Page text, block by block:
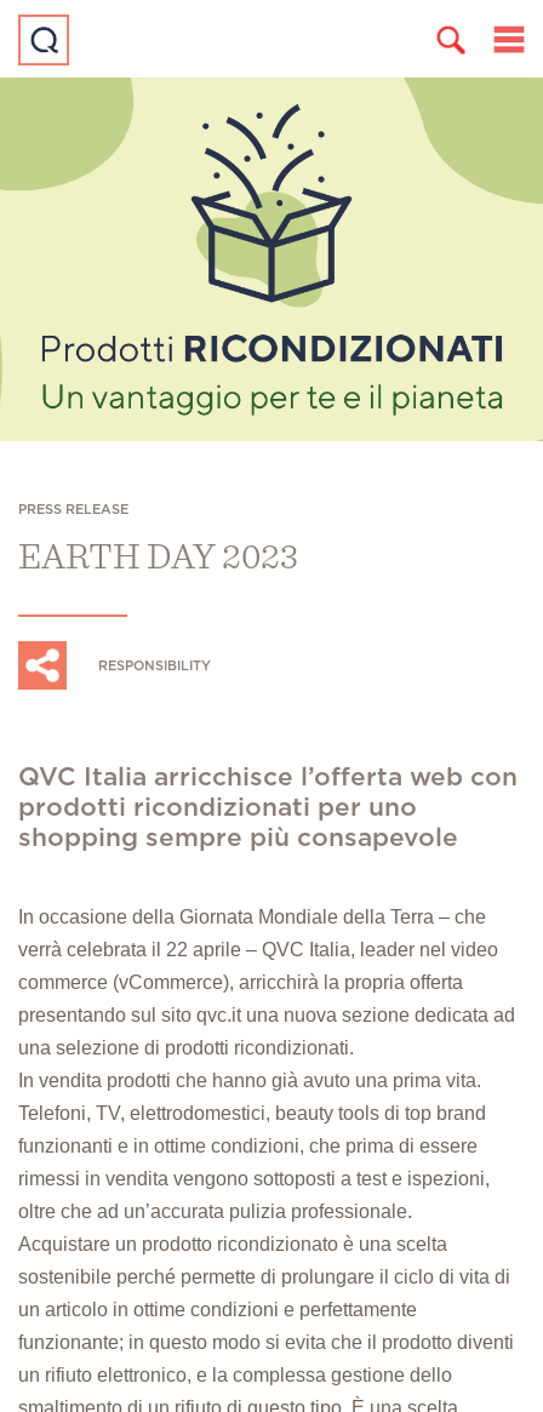
PRESS RELEASE
EARTH DAY 2023
RESPONSIBILITY
QVC Italia arricchisce l’offerta web con
prodotti ricondizionati per uno
shopping sempre più consapevole
In occasione della Giornata Mondiale della Terra – che
verrà celebrata il 22 aprile – QVC Italia, leader nel video
commerce (vCommerce), arricchirà la propria offerta
presentando sul sito qvc.it una nuova sezione dedicata ad
una selezione di prodotti ricondizionati.
In vendita prodotti che hanno già avuto una prima vita.
Telefoni, TV, elettrodomestici, beauty tools di top brand
funzionanti e in ottime condizioni, che prima di essere
rimessi in vendita vengono sottoposti a test e ispezioni,
oltre che ad un’accurata pulizia professionale.
Acquistare un prodotto ricondizionato è una scelta
sostenibile perché permette di prolungare il ciclo di vita di
un articolo in ottime condizioni e perfettamente
funzionante; in questo modo si evita che il prodotto diventi
un rifiuto elettronico, e la complessa gestione dello
smaltimento di un rifiuto di questo tipo. È una scelta